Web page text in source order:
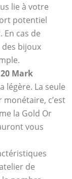
lie à votre
potentiel
cas de
bijoux
Mark
légère. La seule
c’est
la Gold Or
vous
de